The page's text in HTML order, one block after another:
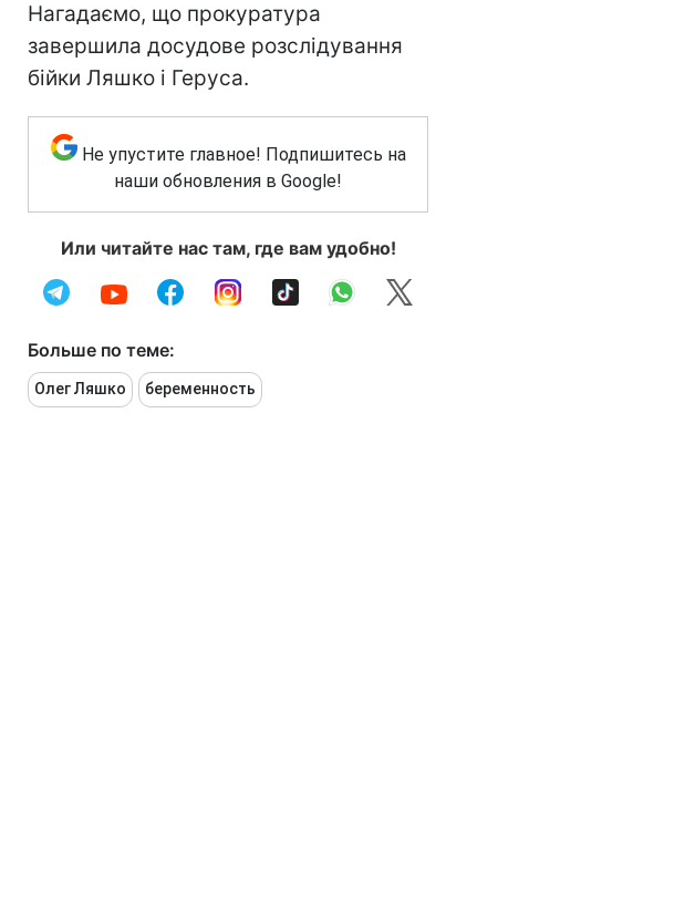
Нагадаємо, що прокуратура
завершила досудове розслідування
бійки Ляшко і Геруса.
Не упустите главное! Подпишитесь на
наши обновления в Google!
Или читайте нас там, где вам удобно!
Больше по теме:
Олег Ляшко беременность